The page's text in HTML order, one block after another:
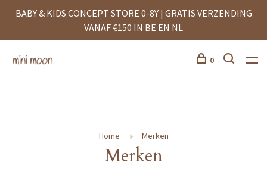
BABY & KIDS CONCEPT STORE 0-8Y | GRATIS VERZENDING
VANAF €150 IN BE EN NL
0
Home Merken
Merken